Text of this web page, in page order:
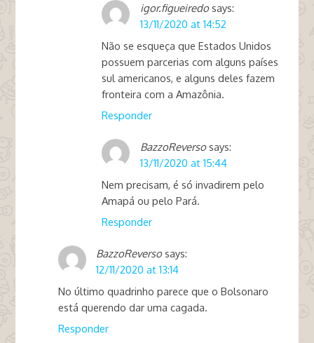
igor.figueiredo says:
13/11/2020 at 14:52
Não se esqueça que Estados Unidos
possuem parcerias com alguns países
sul americanos, e alguns deles fazem
fronteira com a Amazônia.
Responder
BazzoReverso says:
13/11/2020 at 15:44
Nem precisam, é só invadirem pelo
Amapá ou pelo Pará.
Responder
BazzoReverso says:
12/11/2020 at 13:14
No último quadrinho parece que o Bolsonaro
está querendo dar uma cagada.
Responder